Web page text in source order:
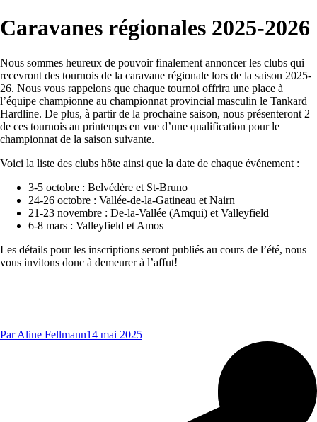
Caravanes régionales 2025-2026
Nous sommes heureux de pouvoir finalement annoncer les clubs qui
recevront des tournois de la caravane régionale lors de la saison 2025-
26. Nous vous rappelons que chaque tournoi offrira une place à
l’équipe championne au championnat provincial masculin le Tankard
Hardline. De plus, à partir de la prochaine saison, nous présenteront 2
de ces tournois au printemps en vue d’une qualification pour le
championnat de la saison suivante.
Voici la liste des clubs hôte ainsi que la date de chaque événement :
3-5 octobre : Belvédère et St-Bruno
24-26 octobre : Vallée-de-la-Gatineau et Nairn
21-23 novembre : De-la-Vallée (Amqui) et Valleyfield
6-8 mars : Valleyfield et Amos
Les détails pour les inscriptions seront publiés au cours de l’été, nous
vous invitons donc à demeurer à l’affut!
ParAline Fellmann14 mai 2025